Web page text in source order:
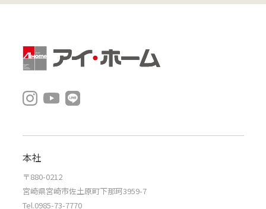
本社
〒880-0212
宮崎県宮崎市佐土原町下那珂3959-7
Tel.0985-73-7770